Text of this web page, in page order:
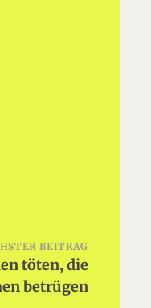
BEITRAG
töten, die
betrügen